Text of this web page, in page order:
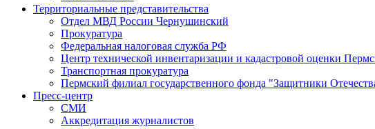
Территориальные представительства
Отдел МВД России Чернушинский
Прокуратура
Федеральная налоговая служба РФ
Центр технической инвентаризации и кадастровой оценки
Транспортная прокуратура
Пермский филиал государственного фонда "Защитники
Пресс-центр
СМИ
Аккредитация журналистов